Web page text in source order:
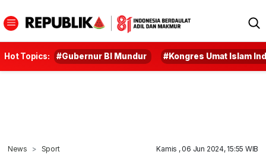
Hot Topics: #Gubernur BI Mundur #Kongres Umat Islam
News Sport Kamis , 06 Jun 2024, 15:55 WIB